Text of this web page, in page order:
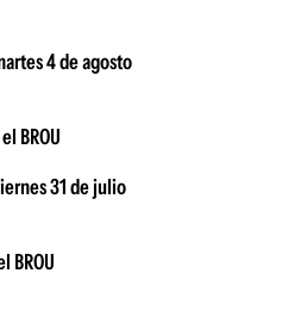
4 de agosto
BROU
31 de julio
BROU